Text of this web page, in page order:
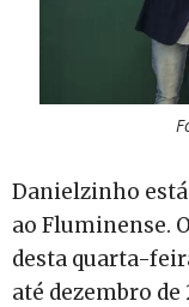
Danielzinho
ao Fluminense.
desta quarta-
até dezembro de